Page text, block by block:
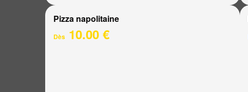
Pizza napolitaine
Dès 10.00 €